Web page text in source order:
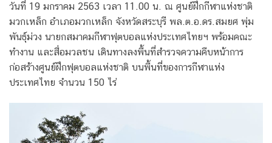
วันที่ 19 มกราคม 2563 เวลา 11.00 น. ณ ศูนย์ฝึกกีฬาแห่งชาติ
มวกเหล็ก อำเภอมวกเหล็ก จังหวัดสระบุรี พล.ต.อ.ดร.สมยศ พุ่ม
พันธุ์ม่วง นายกสมาคมกีฬาฟุตบอลแห่งประเทศไทยฯ พร้อมคณะ
ทำงาน และสื่อมวลชน เดินทางลงพื้นที่สำรวจความคืบหน้าการ
ก่อสร้างศูนย์ฝึกฟุตบอลแห่งชาติ บนพื้นที่ของการกีฬาแห่ง
ประเทศไทย จำนวน 150 ไร่